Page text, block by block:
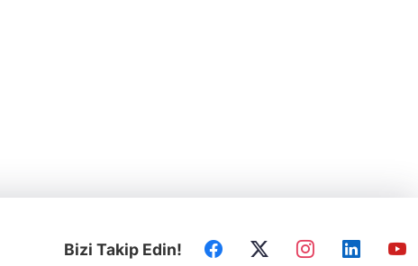
Bizi Takip Edin!